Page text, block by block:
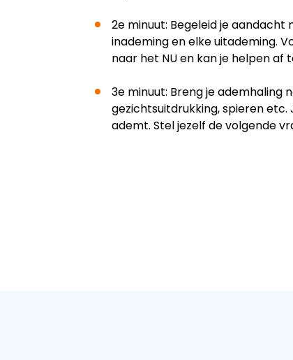
2e minuut: Begeleid je
inademing en elke uitademing.
naar het NU en kan je helpen af
3e minuut: Breng je ademhaling
gezichtsuitdrukking, spieren
ademt. Stel jezelf de volgende